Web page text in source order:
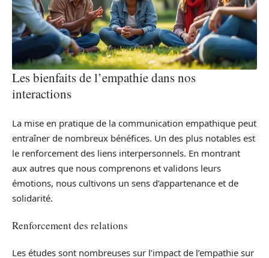
Les bienfaits de l’empathie dans nos
interactions
La mise en pratique de la communication empathique peut
entraîner de nombreux bénéfices. Un des plus notables est
le renforcement des liens interpersonnels. En montrant
aux autres que nous comprenons et validons leurs
émotions, nous cultivons un sens d’appartenance et de
solidarité.
Renforcement des relations
Les études sont nombreuses sur l’impact de l’empathie sur